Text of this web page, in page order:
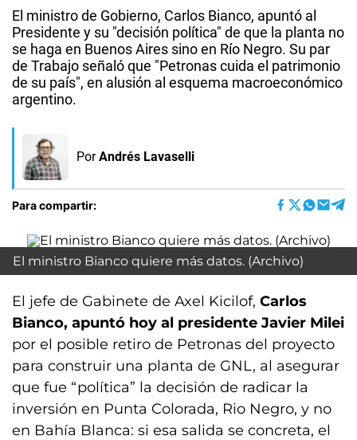
El ministro de Gobierno, Carlos Bianco, apuntó al
Presidente y su "decisión política" de que la planta no
se haga en Buenos Aires sino en Río Negro. Su par
de Trabajo señaló que "Petronas cuida el patrimonio
de su país", en alusión al esquema macroeconómico
argentino.
Por Andrés Lavaselli
Para compartir:
El ministro Bianco quiere más datos. (Archivo)
El jefe de Gabinete de Axel Kicilof, Carlos
Bianco, apuntó hoy al presidente Javier Milei
por el posible retiro de Petronas del proyecto
para construir una planta de GNL, al asegurar
que fue “política” la decisión de radicar la
inversión en Punta Colorada, Rio Negro, y no
en Bahía Blanca: si esa salida se concreta, el